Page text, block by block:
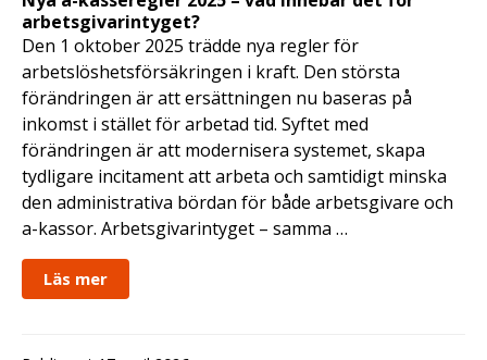
arbetsgivarintyget?
Den 1 oktober 2025 trädde nya regler för
arbetslöshetsförsäkringen i kraft. Den största
förändringen är att ersättningen nu baseras på
inkomst i stället för arbetad tid. Syftet med
förändringen är att modernisera systemet, skapa
tydligare incitament att arbeta och samtidigt minska
den administrativa bördan för både arbetsgivare och
a-kassor. Arbetsgivarintyget – samma …
Läs mer